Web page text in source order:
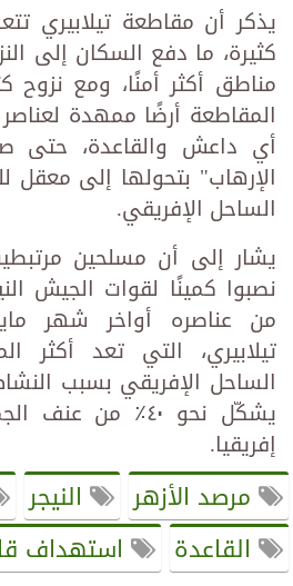
يذكر أن مقاطعة تيلابيري
كثيرة، ما دفع السكان إلى
مناطق أكثر أمنًا، ومع نزوح
المقاطعة أرضًا ممهدة لعناصر
أي داعش والقاعدة، حتى
الإرهاب" بتحولها إلى معقل
الساحل الإفريقي.
يشار إلى أن مسلحين
من عناصره أواخر شهر
تيلابيري، التي تعد أكثر
الساحل الإفريقي بسبب
يشكّل نحو ٤٠٪ من
إفريقيا.
مرصد الأزهر النيجر
القاعدة
استهداف